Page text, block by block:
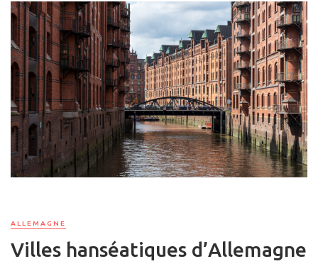
ALLEMAGNE
Villes hanséatiques d’Allemagne